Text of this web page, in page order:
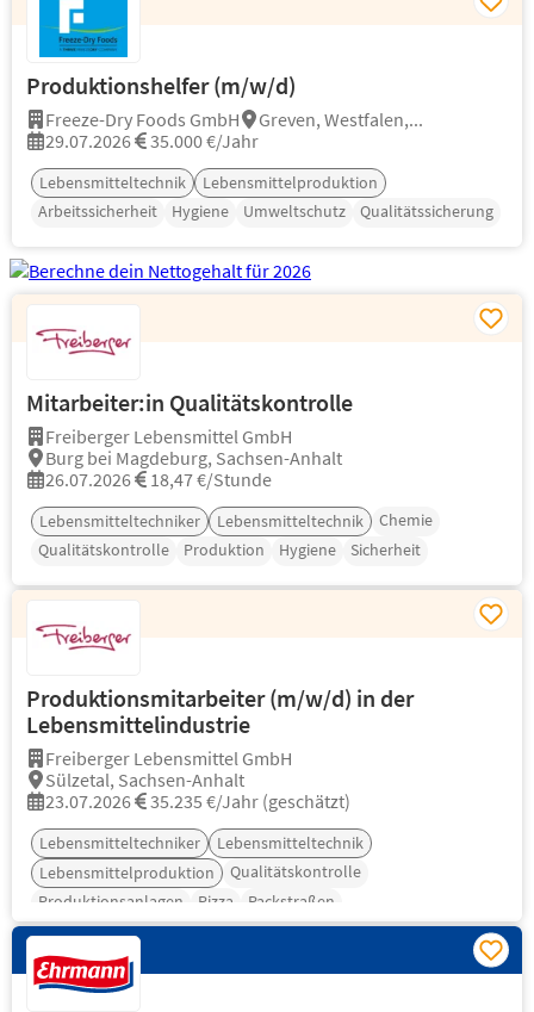
Produktionshelfer (m/w/d)
Freeze-Dry Foods GmbH
Greven, Westfalen,...
29.07.2026
35.000 €/Jahr
Lebensmitteltechnik
Lebensmittelproduktion
Arbeitssicherheit
Hygiene Umweltschutz Qualitätssicherung
Mitarbeiter:in Qualitätskontrolle
Freiberger Lebensmittel GmbH
Burg bei Magdeburg, Sachsen-Anhalt
26.07.2026
18,47 €/Stunde
Lebensmitteltechniker Lebensmitteltechnik
Chemie
Qualitätskontrolle
Produktion Hygiene Sicherheit
Produktionsmitarbeiter (m/w/d) in der
Lebensmittelindustrie
Freiberger Lebensmittel GmbH
Sülzetal, Sachsen-Anhalt
23.07.2026
35.235 €/Jahr (geschätzt)
Lebensmitteltechniker
Lebensmitteltechnik
Lebensmittelproduktion
Qualitätskontrolle
Produktionsanlagen
Pizza Packstraßen